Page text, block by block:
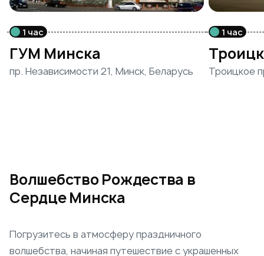
1 час
ГУМ Минска
пр. Независимости 21, Минск, Беларусь
1 час
Троицкое
Волшебство Рождества в
Сердце Минска
Погрузитесь в атмосферу праздничного
волшебства, начиная путешествие с украшенных